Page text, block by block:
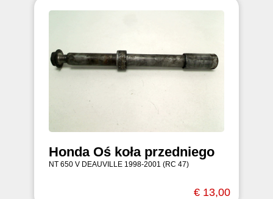
Honda Oś koła przedniego
NT 650 V DEAUVILLE 1998-2001 (RC 47)
€ 13,00